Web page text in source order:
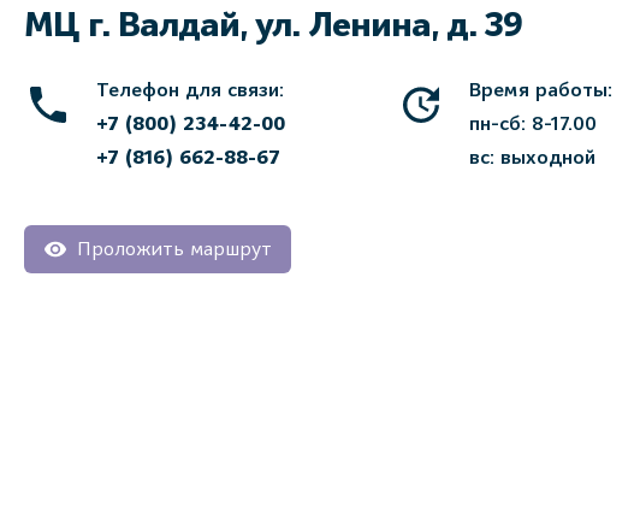
МЦ г. Валдай, ул. Ленина, д. 39
Телефон для связи:
+7 (800) 234-42-00
+7 (816) 662-88-67
Время работы:
пн-сб: 8-17.00
вс: выходной
Проложить маршрут